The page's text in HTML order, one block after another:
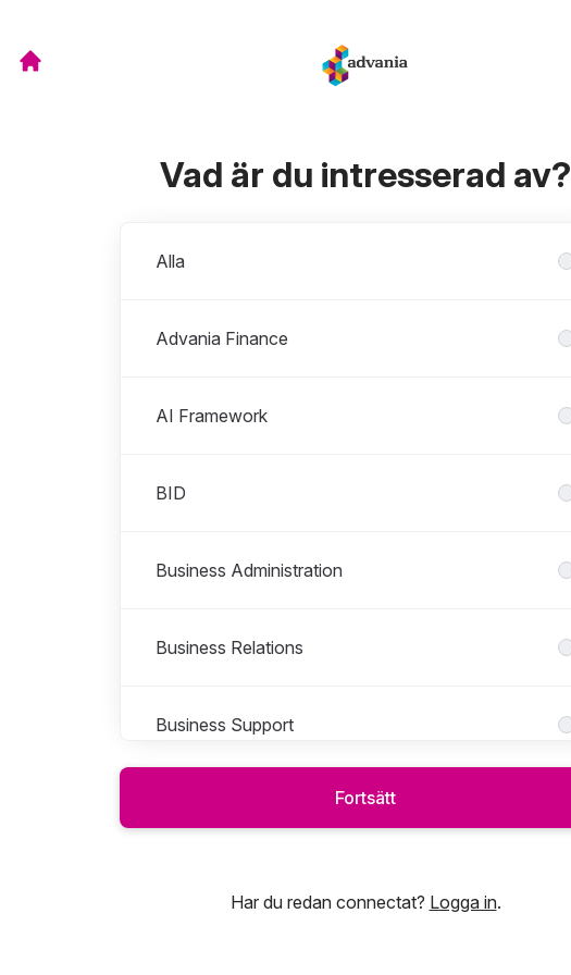
Vad är du intresserad av?
Alla
Advania Finance
AI Framework
BID
Business Administration
Business Relations
Business Support
Fortsätt
Har du redan connectat? Logga in.